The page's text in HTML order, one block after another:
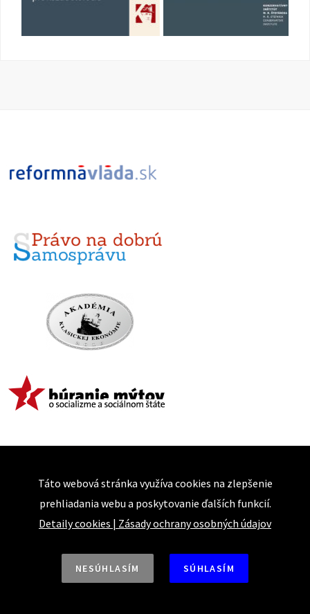
Táto webová stránka využíva cookies na zlepšenie
prehliadania webu a poskytovanie ďalších funkcií.
Detaily cookies | Zásady ochrany osobných údajov
NESÚHLASÍM SÚHLASÍM